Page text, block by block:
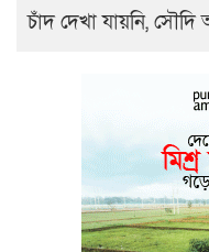
চাঁদ দেখা যায়নি,